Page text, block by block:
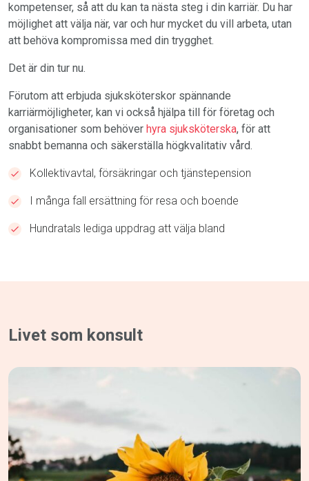
kompetenser, så att du kan ta nästa steg i din karriär. Du har
möjlighet att välja när, var och hur mycket du vill arbeta, utan
att behöva kompromissa med din trygghet.
Det är din tur nu.
Förutom att erbjuda sjuksköterskor spännande
karriärmöjligheter, kan vi också hjälpa till för företag och
organisationer som behöver hyra sjuksköterska, för att
snabbt bemanna och säkerställa högkvalitativ vård.
Kollektivavtal, försäkringar och tjänstepension
I många fall ersättning för resa och boende
Hundratals lediga uppdrag att välja bland
Livet som konsult